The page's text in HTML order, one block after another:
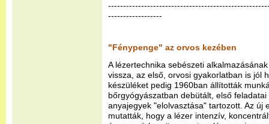
------------------
"Fénypenge" az orvos kezében
A lézertechnika sebészeti
vissza, az első, orvosi gyakorlatban is jól
készüléket pedig 1960ban állították
bőrgyógyászatban debütált, első
anyajegyek "elolvasztása" tartozott. Az új
mutatták, hogy a lézer intenzív,